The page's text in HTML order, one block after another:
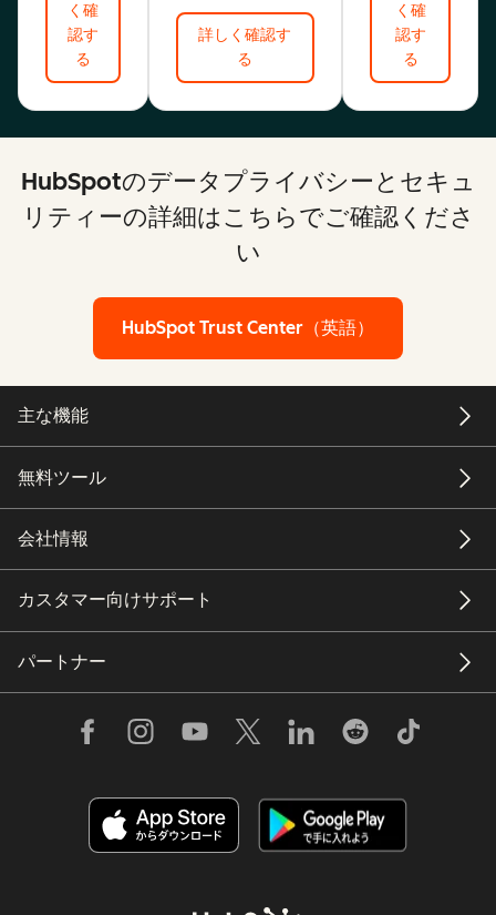
く確
認す
る
詳しく確認す
る
く確
認す
る
HubSpotのデータプライバシーとセキュ
リティーの詳細はこちらでご確認くださ
い
HubSpot Trust Center（英語）
主な機能
無料ツール
会社情報
カスタマー向けサポート
パートナー